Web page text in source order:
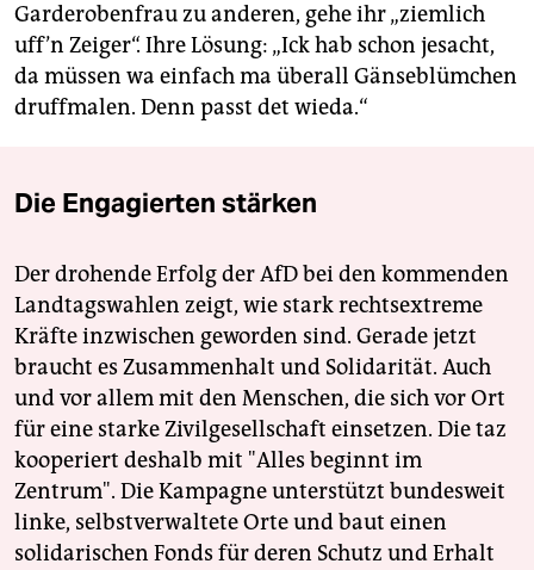
Garderobenfrau zu anderen, gehe ihr „ziemlich
uff’n Zeiger“. Ihre Lösung: „Ick hab schon jesacht,
da müssen wa einfach ma überall Gänseblümchen
druffmalen. Denn passt det wieda.“
Die Engagierten stärken
Der drohende Erfolg der AfD bei den kommenden
Landtagswahlen zeigt, wie stark rechtsextreme
Kräfte inzwischen geworden sind. Gerade jetzt
braucht es Zusammenhalt und Solidarität. Auch
und vor allem mit den Menschen, die sich vor Ort
für eine starke Zivilgesellschaft einsetzen. Die taz
kooperiert deshalb mit "Alles beginnt im
Zentrum". Die Kampagne unterstützt bundesweit
linke, selbstverwaltete Orte und baut einen
solidarischen Fonds für deren Schutz und Erhalt